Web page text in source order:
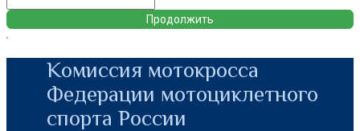
Продолжить
Комиссия мотокросса
Федерации мотоциклетного
спорта России